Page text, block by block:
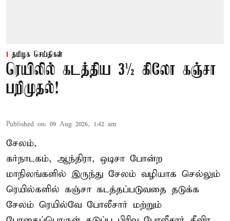
தமிழக செய்திகள்
ரெயிலில் கடத்திய 3½ கிலோ கஞ்சா
பறிமுதல்!
Published on: 09 Aug 2026, 1:42 am
சேலம்,
கர்நாடகம், ஆந்திரா, ஒடிசா போன்ற
மாநிலங்களில் இருந்து சேலம் வழியாக செல்லும்
ரெயில்களில் கஞ்சா கடத்தப்படுவதை தடுக்க
சேலம் ரெயில்வே போலீசார் மற்றும்